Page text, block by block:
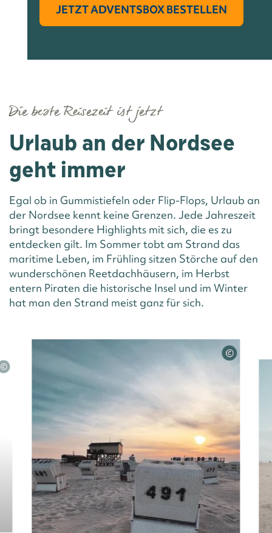
JETZT ADVENTSBOX BESTELLEN
Urlaub an der Nordsee
geht immer
Die beste Reisezeit ist jetzt
Egal ob in Gummistiefeln oder Flip-Flops, Urlaub an
der Nordsee kennt keine Grenzen. Jede Jahreszeit
bringt besondere Highlights mit sich, die es zu
entdecken gilt. Im Sommer tobt am Strand das
maritime Leben, im Frühling sitzen Störche auf den
wunderschönen Reetdachhäusern, im Herbst
entern Piraten die historische Insel und im Winter
hat man den Strand meist ganz für sich.
©
©